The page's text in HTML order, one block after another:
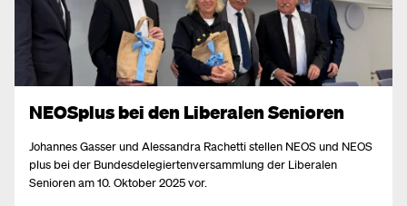
NEOSplus bei den Liberalen Senioren
Johannes Gasser und Alessandra Rachetti stellen NEOS und NEOS
plus bei der Bundesdelegiertenversammlung der Liberalen
Senioren am 10. Oktober 2025 vor.